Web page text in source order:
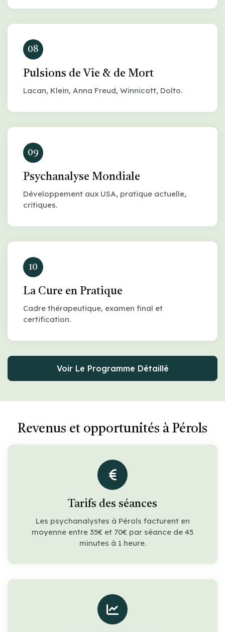
08
Pulsions de Vie & de Mort
Lacan, Klein, Anna Freud, Winnicott, Dolto.
09
Psychanalyse Mondiale
Développement aux USA, pratique actuelle,
critiques.
10
La Cure en Pratique
Cadre thérapeutique, examen final et
certification.
Voir Le Programme Détaillé
Revenus et opportunités à Pérols
Tarifs des séances
Les psychanalystes à Pérols facturent en
moyenne entre 35€ et 70€ par séance de 45
minutes à 1 heure.